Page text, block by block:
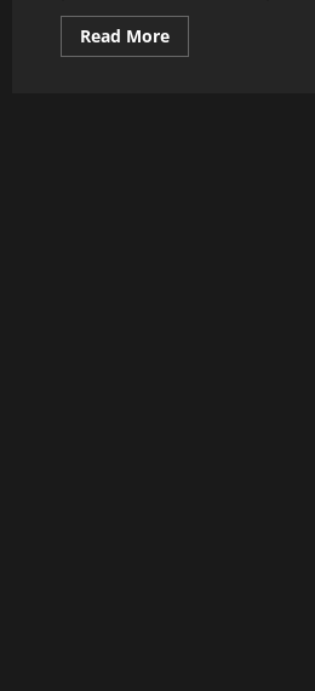
Read MoreRead
more